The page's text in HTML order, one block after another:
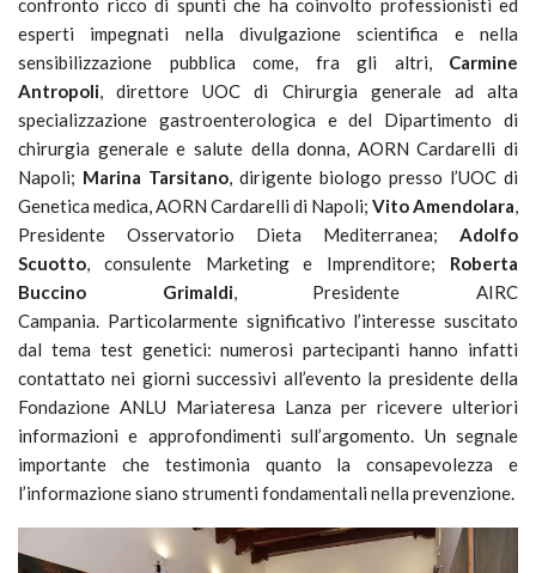
confronto ricco di spunti che ha coinvolto professionisti ed
esperti impegnati nella divulgazione scientifica e nella
sensibilizzazione pubblica come, fra gli altri, Carmine
Antropoli, direttore UOC di Chirurgia generale ad alta
specializzazione gastroenterologica e del Dipartimento di
chirurgia generale e salute della donna, AORN Cardarelli di
Napoli; Marina Tarsitano, dirigente biologo presso l’UOC di
Genetica medica, AORN Cardarelli di Napoli; Vito Amendolara,
Presidente Osservatorio Dieta Mediterranea; Adolfo
Scuotto, consulente Marketing e Imprenditore; Roberta
Buccino Grimaldi, Presidente AIRC
Campania. Particolarmente significativo l’interesse suscitato
dal tema test genetici: numerosi partecipanti hanno infatti
contattato nei giorni successivi all’evento la presidente della
Fondazione ANLU Mariateresa Lanza per ricevere ulteriori
informazioni e approfondimenti sull’argomento. Un segnale
importante che testimonia quanto la consapevolezza e
l’informazione siano strumenti fondamentali nella prevenzione.